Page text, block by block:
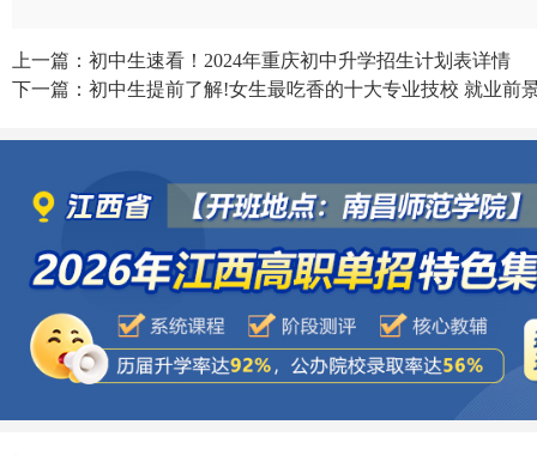
上一篇：初中生速看！2024年重庆初中升学招生计划表详情
下一篇：初中生提前了解!女生最吃香的十大专业技校 就业前